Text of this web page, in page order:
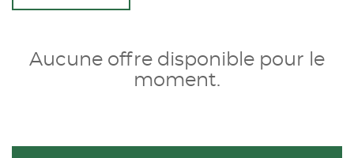
Aucune offre disponible pour le
moment.